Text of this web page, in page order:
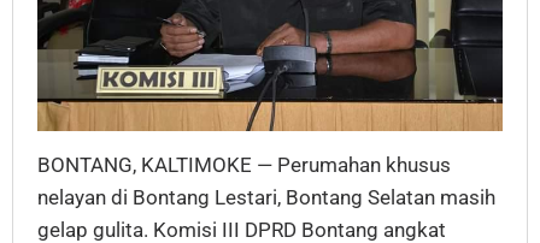
BONTANG, KALTIMOKE — Perumahan khusus
nelayan di Bontang Lestari, Bontang Selatan masih
gelap gulita. Komisi III DPRD Bontang angkat